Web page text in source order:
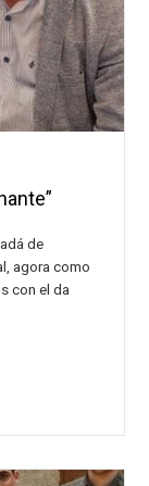
de
agora como
con el da